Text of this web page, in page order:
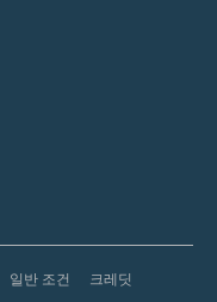
일반 조건 크레딧